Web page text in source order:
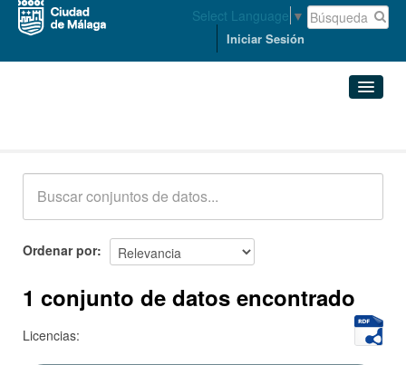
Select Language ▼
Iniciar Sesión
Acerca de
Ordenar por
1 conjunto de datos encontrado
Licencias: